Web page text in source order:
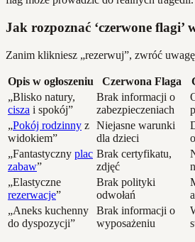
Jak rozpoznać ‘czerwone flagi’
Zanim klikniesz „rezerwuj”, zwróć
Opis w ogłoszeniu Czerwona Flaga
„Blisko natury,
cisza i spokój”
Brak informacji o
zabezpieczeniach
„Pokój rodzinny z
widokiem”
Niejasne warunki
dla dzieci
„Fantastyczny plac
zabaw”
Brak certyfikatu,
zdjęć
„Elastyczne
rezerwacje”
Brak polityki
odwołań
„Aneks kuchenny
do dyspozycji”
Brak informacji o
wyposażeniu